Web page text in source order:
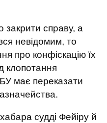
закрити справу, а
невідомим, то
про конфіскацію їх
клопотання
має переказати
судді Фейіру й